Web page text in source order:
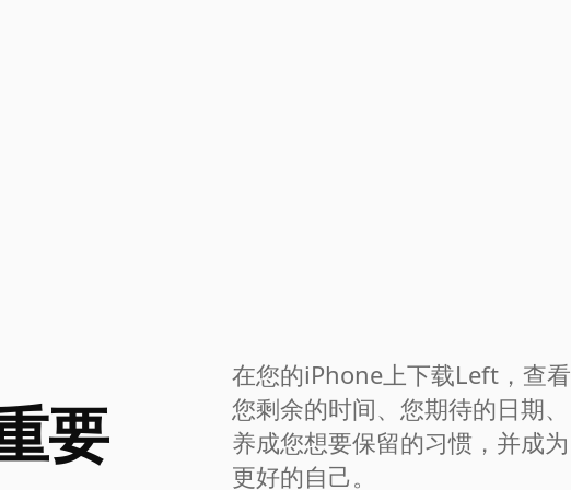
要
在您的iPhone上下载Left，查看
您剩余的时间、您期待的日期、
养成您想要保留的习惯，并成为
更好的自己。